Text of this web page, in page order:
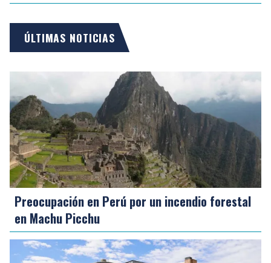
ÚLTIMAS NOTICIAS
Preocupación en Perú por un incendio forestal
en Machu Picchu